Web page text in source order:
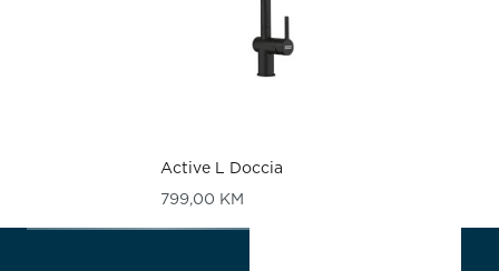
Active L Doccia
799,00 KM